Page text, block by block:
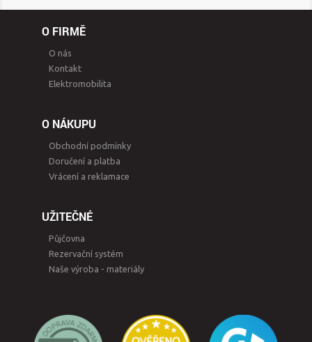
O FIRMĚ
O nás
Kontakt
Elektromobilita
O NÁKUPU
Obchodní podmínky
Doručení a platba
Vrácení a reklamace
UŽITEČNÉ
Půjčovna
Rezervační systém
Naše výroba - materiály